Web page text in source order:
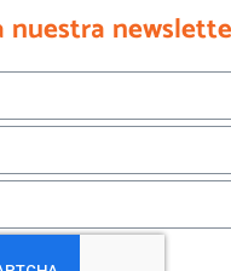
nuestra